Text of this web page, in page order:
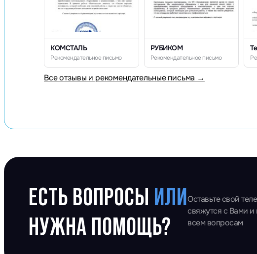
КОМСТАЛЬ
Рекомендательное письмо
РУБИКОМ
Рекомендательное письмо
Все отзывы и рекомендательные письма →
ЕСТЬ ВОПРОСЫ ИЛИ
НУЖНА ПОМОЩЬ?
Оставьте свой
свяжутся с Вами
всем вопросам